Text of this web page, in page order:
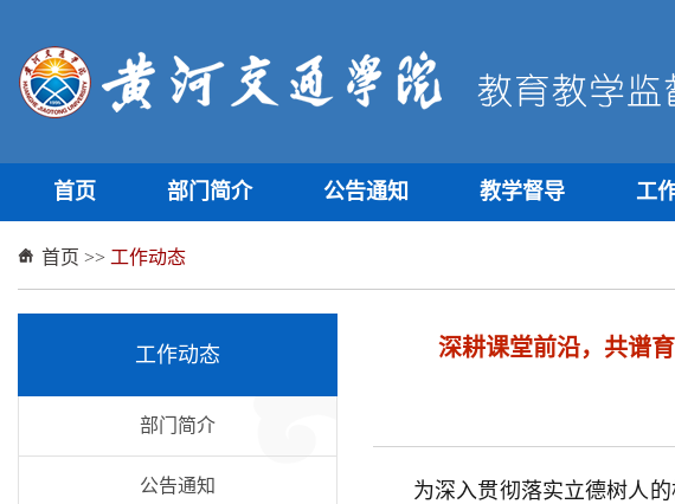
首页 部门简介 公告通知 教学督导 工
首页 >> 工作动态
工作动态
部门简介
公告通知
深耕课堂前沿，共谱
为深入贯彻落实立德树人